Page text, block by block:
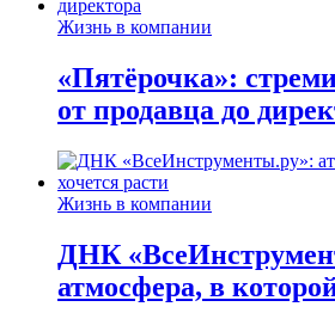
Жизнь в компании
«Пятёрочка»:
от продавца до
Жизнь в компании
ДНК
атмосфера, в